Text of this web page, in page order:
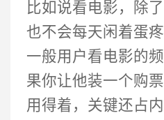
比如说看电影，除
也不会每天闲着蛋
一般用户看电影的
果你让他装一个购
用得着，关键还占